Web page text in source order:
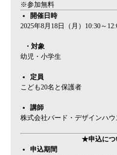
※参加無料
開催日時
2025年8月18日（月）10:30～
・対象
幼児・小学生
定員
こども20名と保護者
講師
株式会社バード・デザインハウ
★申込に
申込期間